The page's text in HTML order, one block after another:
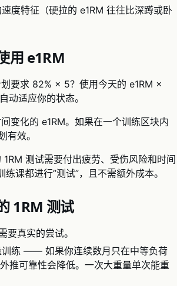
度特征（硬拉的 e1RM 往往比深蹲或卧
用 e1RM
要求 82% × 5？使用今天的 e1RM ×
动适应你的状态。
变化的 e1RM。如果在一个训练区块内
有效。
1RM 测试需要付出疲劳、受伤风险和时间
课都进行”测试”，且不需额外成本。
1RM 测试
真实的尝试。
训练 —— 如果你连续数月只在中等负荷
推可靠性会降低。一次大重量单次能重